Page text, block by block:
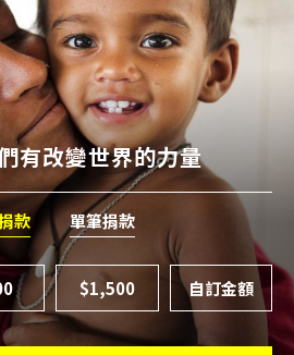
有改變世界的力量
款 單筆捐款
$1,500